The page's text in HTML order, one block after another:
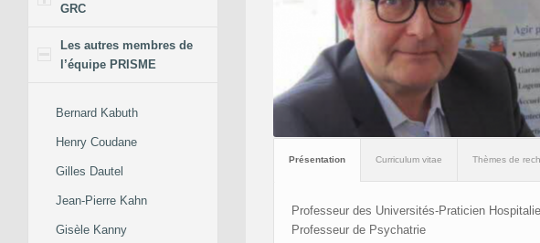
GRC
Les autres membres de
l’équipe PRISME
Bernard Kabuth
Henry Coudane
Gilles Dautel
Jean-Pierre Kahn
Gisèle Kanny
Présentation Curriculum vitae Thèmes de
Professeur des Universités-Praticien
Professeur de Psychatrie